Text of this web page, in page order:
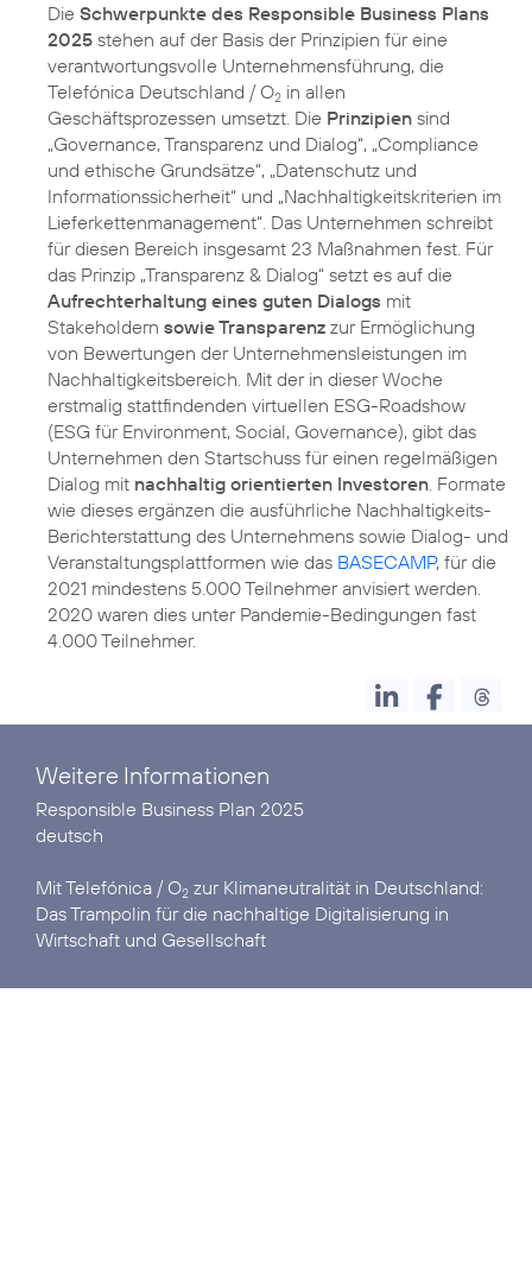
Die Schwerpunkte des Responsible Business Plans
2025 stehen auf der Basis der Prinzipien für eine
verantwortungsvolle Unternehmensführung, die
Telefónica Deutschland / O2 in allen
Geschäftsprozessen umsetzt. Die Prinzipien sind
„Governance, Transparenz und Dialog“, „Compliance
und ethische Grundsätze“, „Datenschutz und
Informationssicherheit“ und „Nachhaltigkeitskriterien im
Lieferkettenmanagement“. Das Unternehmen schreibt
für diesen Bereich insgesamt 23 Maßnahmen fest. Für
das Prinzip „Transparenz & Dialog“ setzt es auf die
Aufrechterhaltung eines guten Dialogs mit
Stakeholdern sowie Transparenz zur Ermöglichung
von Bewertungen der Unternehmensleistungen im
Nachhaltigkeitsbereich. Mit der in dieser Woche
erstmalig stattfindenden virtuellen ESG-Roadshow
(ESG für Environment, Social, Governance), gibt das
Unternehmen den Startschuss für einen regelmäßigen
Dialog mit nachhaltig orientierten Investoren. Formate
wie dieses ergänzen die ausführliche Nachhaltigkeits-
Berichterstattung des Unternehmens sowie Dialog- und
Veranstaltungsplattformen wie das BASECAMP, für die
2021 mindestens 5.000 Teilnehmer anvisiert werden.
2020 waren dies unter Pandemie-Bedingungen fast
4.000 Teilnehmer.
Weitere Informationen
deutsch
Mit Telefónica / O2 zur Klimaneutralität in Deutschland:
Das Trampolin für die nachhaltige Digitalisierung in
Wirtschaft und Gesellschaft